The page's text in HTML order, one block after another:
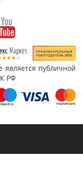
является публичной
РФ